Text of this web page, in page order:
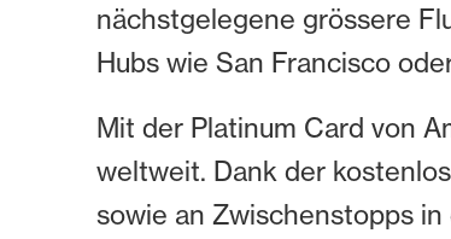
nächstgelegene grössere
Hubs wie San Francisco
Mit der Platinum Card von
weltweit. Dank der
sowie an Zwischenstopps in